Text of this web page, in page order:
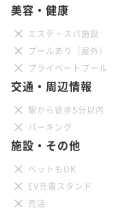
美容・健康
エステ・スパ施設
プールあり（屋外）
プライベートプール
交通・周辺情報
駅から徒歩5分以内
パーキング
施設・その他
ペットもOK
EV充電スタンド
売店